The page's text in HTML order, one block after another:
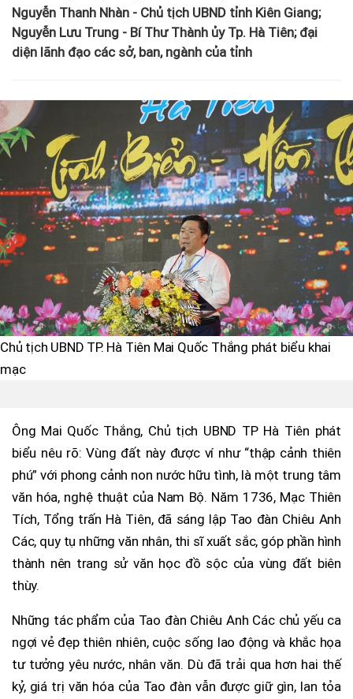
Nguyễn Thanh Nhàn - Chủ tịch UBND tỉnh Kiên Giang;
Nguyễn Lưu Trung - Bí Thư Thành ủy Tp. Hà Tiên; đại
diện lãnh đạo các sở, ban, ngành của tỉnh
Chủ tịch UBND TP. Hà Tiên Mai Quốc Thắng phát biểu khai
mạc
Ông Mai Quốc Thắng, Chủ tịch UBND TP Hà Tiên phát
biểu nêu rõ: Vùng đất này được ví như “thập cảnh thiên
phú” với phong cảnh non nước hữu tình, là một trung tâm
văn hóa, nghệ thuật của Nam Bộ. Năm 1736, Mạc Thiên
Tích, Tổng trấn Hà Tiên, đã sáng lập Tao đàn Chiêu Anh
Các, quy tụ những văn nhân, thi sĩ xuất sắc, góp phần hình
thành nên trang sử văn học đồ sộc của vùng đất biên
thùy.
Những tác phẩm của Tao đàn Chiêu Anh Các chủ yếu ca
ngợi vẻ đẹp thiên nhiên, cuộc sống lao động và khắc họa
tư tưởng yêu nước, nhân văn. Dù đã trải qua hơn hai thế
kỷ, giá trị văn hóa của Tao đàn vẫn được giữ gìn, lan tỏa